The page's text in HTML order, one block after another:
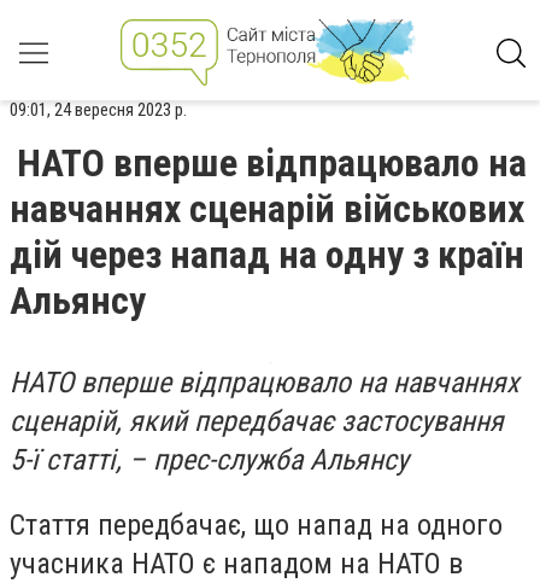
09:01, 24 вересня 2023 р.
НАТО вперше відпрацювало на
навчаннях сценарій військових
дій через напад на одну з країн
Альянсу
НАТО вперше відпрацювало на навчаннях
сценарій, який передбачає застосування
5-ї статті, – прес-служба Альянсу
Стаття передбачає, що напад на одного
учасника НАТО є нападом на НАТО в